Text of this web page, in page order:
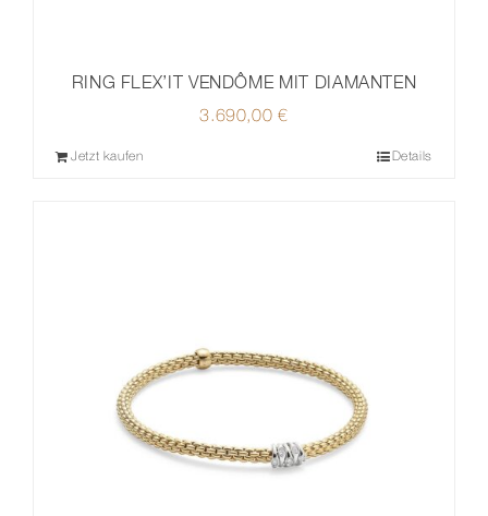
RING FLEX’IT VENDÔME MIT DIAMANTEN
3.690,00€
Jetzt kaufen Details